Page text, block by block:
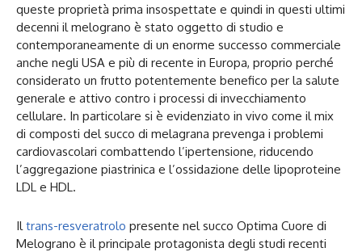
queste proprietà prima insospettate e quindi in questi ultimi
decenni il melograno è stato oggetto di studio e
contemporaneamente di un enorme successo commerciale
anche negli USA e più di recente in Europa, proprio perché
considerato un frutto potentemente benefico per la salute
generale e attivo contro i processi di invecchiamento
cellulare. In particolare si è evidenziato in vivo come il mix
di composti del succo di melagrana prevenga i problemi
cardiovascolari combattendo l’ipertensione, riducendo
l’aggregazione piastrinica e l’ossidazione delle lipoproteine
LDL e HDL.
Iltrans-resveratrolo presente nel succo Optima Cuore di
Melograno è il principale protagonista degli studi recenti